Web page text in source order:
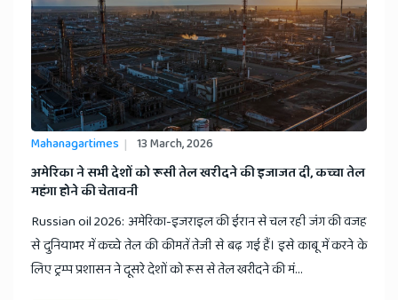
Mahanagartimes 13 March, 2026
​अमेरिका ने सभी देशों को रूसी तेल खरीदने की इजाजत दी, कच्चा तेल
महंगा होने की चेतावनी
Russian oil 2026: अमेरिका-इजराइल की ईरान से चल रही जंग की वजह
से दुनियाभर में कच्चे तेल की कीमतें तेजी से बढ़ गई हैं। इसे काबू में करने के
लिए ट्रम्प प्रशासन ने दूसरे देशों को रूस से तेल खरीदने की मं...